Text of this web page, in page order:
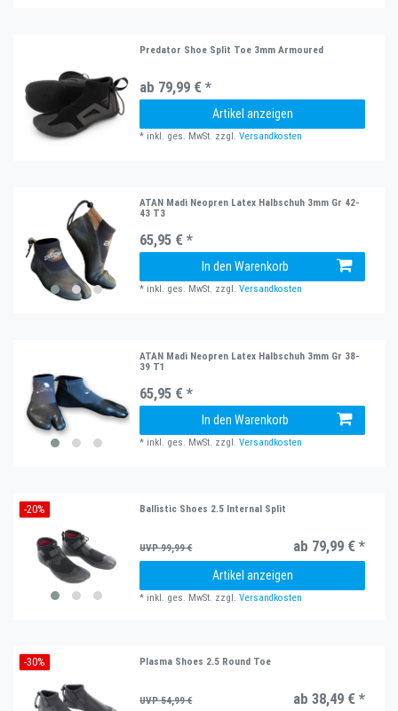
Predator Shoe Split Toe 3mm Armoured
ab 79,99 € *
Artikel anzeigen
* inkl. ges. MwSt. zzgl.Versandkosten
ATAN Madi Neopren Latex Halbschuh 3mm Gr 42-
43 T3
65,95 € *
In den Warenkorb
* inkl. ges. MwSt. zzgl.Versandkosten
ATAN Madi Neopren Latex Halbschuh 3mm Gr 38-
39 T1
65,95 € *
In den Warenkorb
* inkl. ges. MwSt. zzgl.Versandkosten
-20% Ballistic Shoes 2.5 Internal Split
UVP 99,99 € ab 79,99 € *
Artikel anzeigen
* inkl. ges. MwSt. zzgl.Versandkosten
-30% Plasma Shoes 2.5 Round Toe
UVP 54,99 € ab 38,49 € *